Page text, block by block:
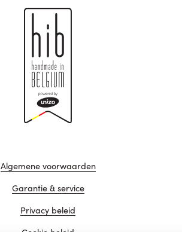
Algemene voorwaarden
Garantie & service
Privacy beleid